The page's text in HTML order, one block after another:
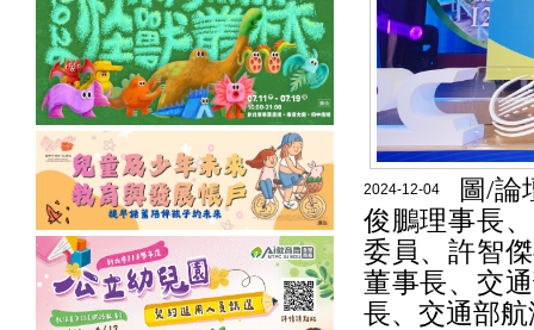
2024-12-04
圖/論
俊鵬理事長
委員、許智
董事長、交
長、交通部